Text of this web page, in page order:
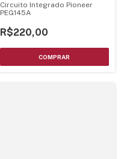
Circuito Integrado Pioneer
PEG145A
R$220,00